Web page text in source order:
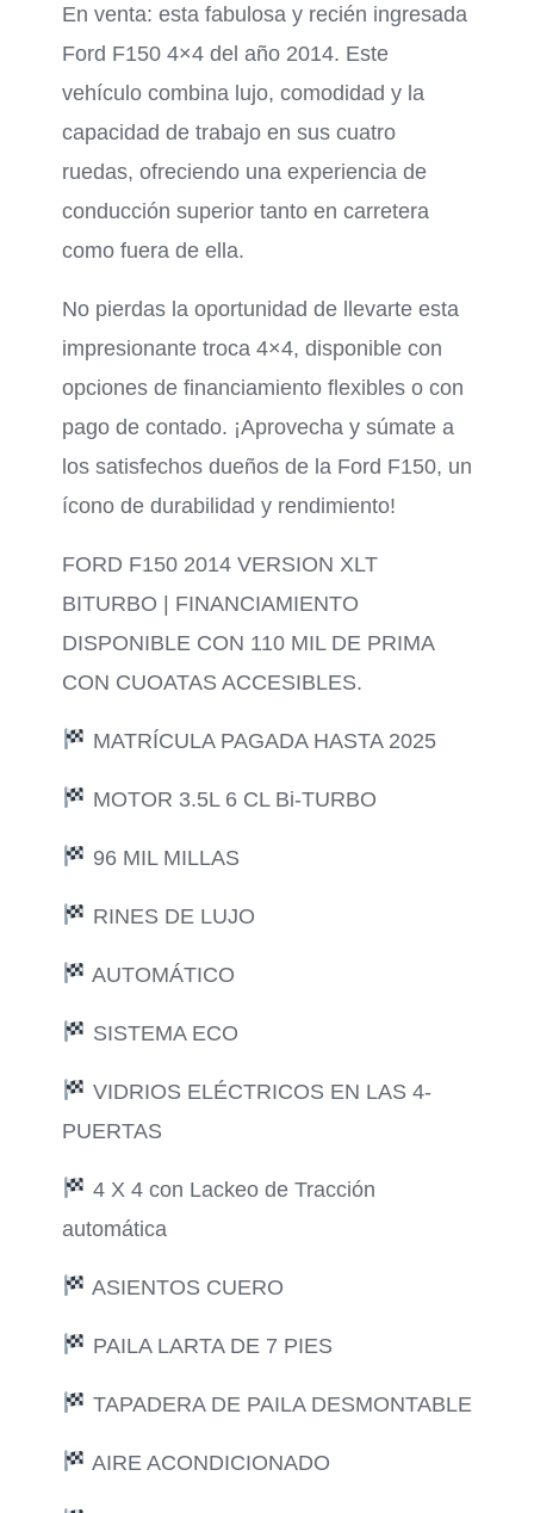
En venta: esta fabulosa y recién ingresada
Ford F150 4×4 del año 2014. Este
vehículo combina lujo, comodidad y la
capacidad de trabajo en sus cuatro
ruedas, ofreciendo una experiencia de
conducción superior tanto en carretera
como fuera de ella.
No pierdas la oportunidad de llevarte esta
impresionante troca 4×4, disponible con
opciones de financiamiento flexibles o con
pago de contado. ¡Aprovecha y súmate a
los satisfechos dueños de la Ford F150, un
ícono de durabilidad y rendimiento!
FORD F150 2014 VERSION XLT
BITURBO | FINANCIAMIENTO
DISPONIBLE CON 110 MIL DE PRIMA
CON CUOATAS ACCESIBLES.
MATRÍCULA PAGADA HASTA 2025
MOTOR 3.5L 6 CL Bi-TURBO
96 MIL MILLAS
RINES DE LUJO
AUTOMÁTICO
SISTEMA ECO
VIDRIOS ELÉCTRICOS EN LAS 4-
PUERTAS
4 X 4 con Lackeo de Tracción
automática
ASIENTOS CUERO
PAILA LARTA DE 7 PIES
TAPADERA DE PAILA DESMONTABLE
AIRE ACONDICIONADO